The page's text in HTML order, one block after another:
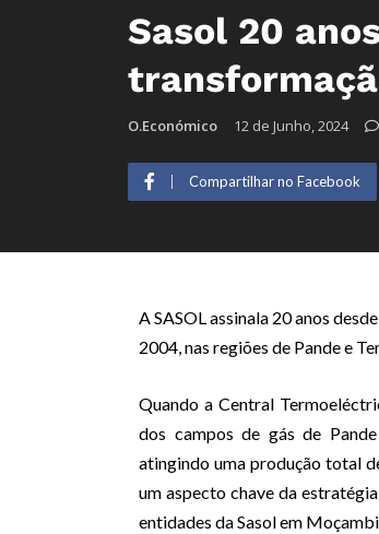
Sasol 20
O.Económico 12 de Junho, 2024
Compartilhar no Facebook
A SASOL assinala 20 anos
2004, nas regiões de Pande e
Quando a Central
dos campos de gás de
atingindo uma produção total
um aspecto chave da
entidades da Sasol em